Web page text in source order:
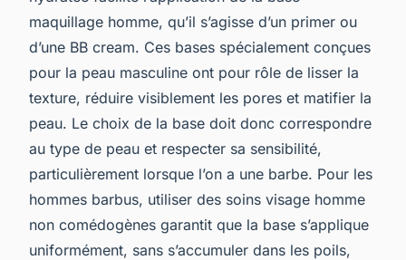
maquillage homme, qu’il s’agisse d’un primer ou
d’une BB cream. Ces bases spécialement conçues
pour la peau masculine ont pour rôle de lisser la
texture, réduire visiblement les pores et matifier la
peau. Le choix de la base doit donc correspondre
au type de peau et respecter sa sensibilité,
particulièrement lorsque l’on a une barbe. Pour les
hommes barbus, utiliser des soins visage homme
non comédogènes garantit que la base s’applique
uniformément, sans s’accumuler dans les poils,